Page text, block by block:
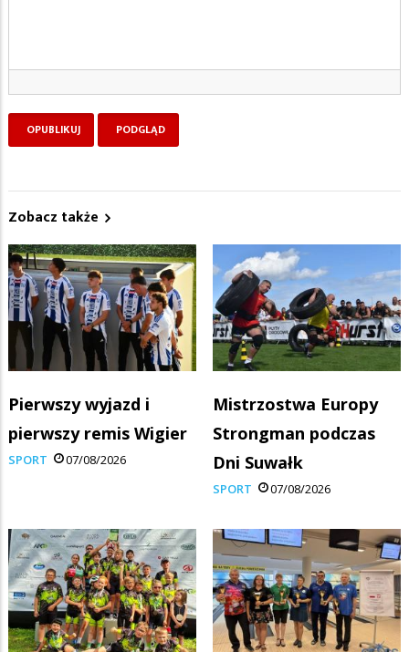
Zobacz także
Pierwszy wyjazd i
pierwszy remis Wigier
SPORT 07/08/2026
Mistrzostwa Europy
Strongman podczas
Dni Suwałk
SPORT 07/08/2026